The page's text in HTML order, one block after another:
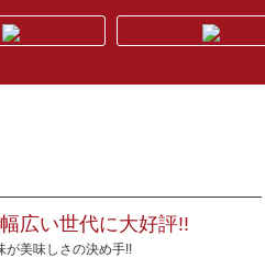
広い世代に大好評!!
が美味しさの決め手!!